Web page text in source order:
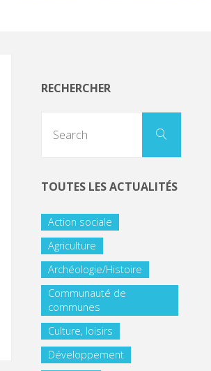
RECHERCHER
TOUTES LES ACTUALITÉS
Action sociale
Agriculture
Archéologie/Histoire
Communauté de
communes
Culture, loisirs
Développement